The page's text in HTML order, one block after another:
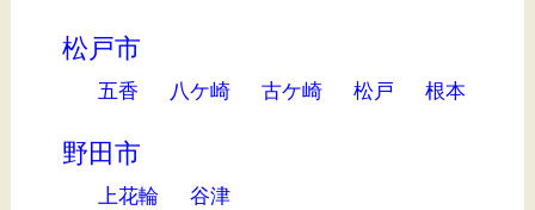
松戸市
五香 八ケ崎 古ケ崎 松戸 根本
野田市
上花輪 谷津